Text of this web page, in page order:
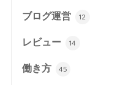
ブログ運営 12
レビュー 14
働き方 45